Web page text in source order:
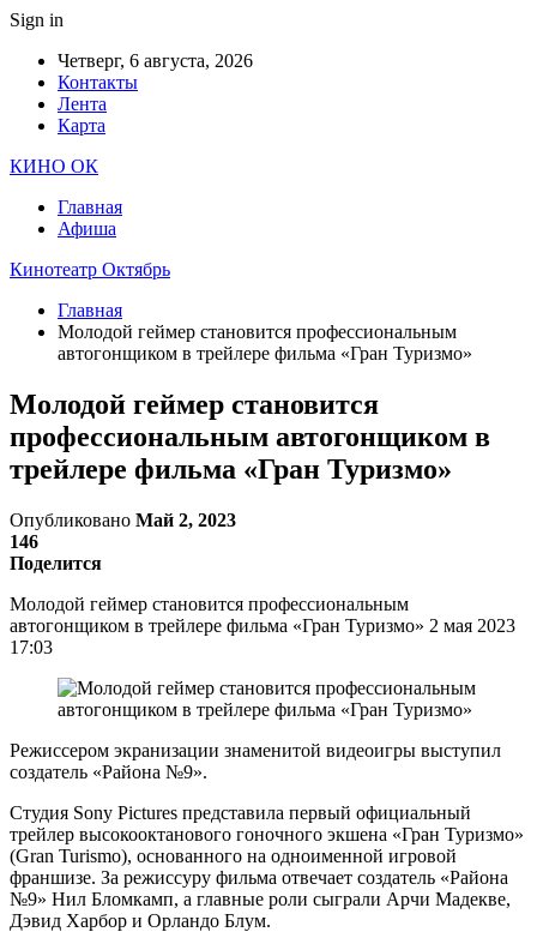
Sign in
Четверг, 6 августа, 2026
Контакты
Лента
Карта
КИНО ОК
Главная
Афиша
Кинотеатр Октябрь
Главная
Молодой геймер становится профессиональным
автогонщиком в трейлере фильма «Гран Туризмо»
Молодой геймер становится
профессиональным автогонщиком в
трейлере фильма «Гран Туризмо»
Опубликовано Май 2, 2023
146
Поделится
Молодой геймер становится профессиональным
автогонщиком в трейлере фильма «Гран Туризмо» 2 мая 2023
17:03
Режиссером экранизации знаменитой видеоигры выступил
создатель «Района №9».
Студия Sony Pictures представила первый официальный
трейлер высокооктанового гоночного экшена «Гран Туризмо»
(Gran Turismo), основанного на одноименной игровой
франшизе. За режиссуру фильма отвечает создатель «Района
№9» Нил Бломкамп, а главные роли сыграли Арчи Мадекве,
Дэвид Харбор и Орландо Блум.